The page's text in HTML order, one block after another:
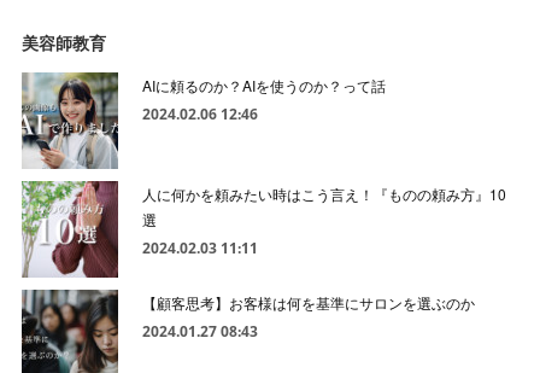
美容師教育
AIに頼るのか？AIを使うのか？って話
2024.02.06 12:46
人に何かを頼みたい時はこう言え！『ものの頼み方』10
選
2024.02.03 11:11
【顧客思考】お客様は何を基準にサロンを選ぶのか
2024.01.27 08:43